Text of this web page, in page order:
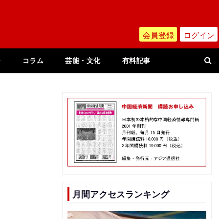
会員登録 ログイン
コラム 芸能・文化 有料記事
月間アクセスランキング